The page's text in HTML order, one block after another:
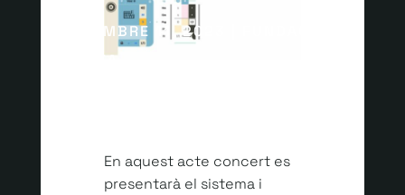
DESEMBRE 11, 2023 | FUNDACIÓ
ROMEA
En aquest acte concert es
presentarà el sistema i